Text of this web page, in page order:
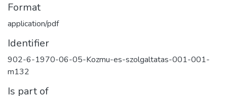
Format
application/pdf
Identifier
902-6-1970-06-05-Kozmu-es-szolgaltatas-001-001-
m132
Is part of